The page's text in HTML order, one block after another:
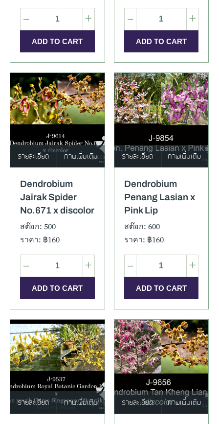
– + – +
รายละเอียด ภาพเพิ่มเติม
Dendrobium
Jairak Spider
No.671 x discolor
สต๊อก: 500
ราคา: ฿160
– +
รายละเอียด ภาพเพิ่มเติม
Dendrobium
Penang Lasian x
Pink Lip
สต๊อก: 600
ราคา: ฿160
– +
รายละเอียด ภาพเพิ่มเติม รายละเอียด ภาพเพิ่มเติม